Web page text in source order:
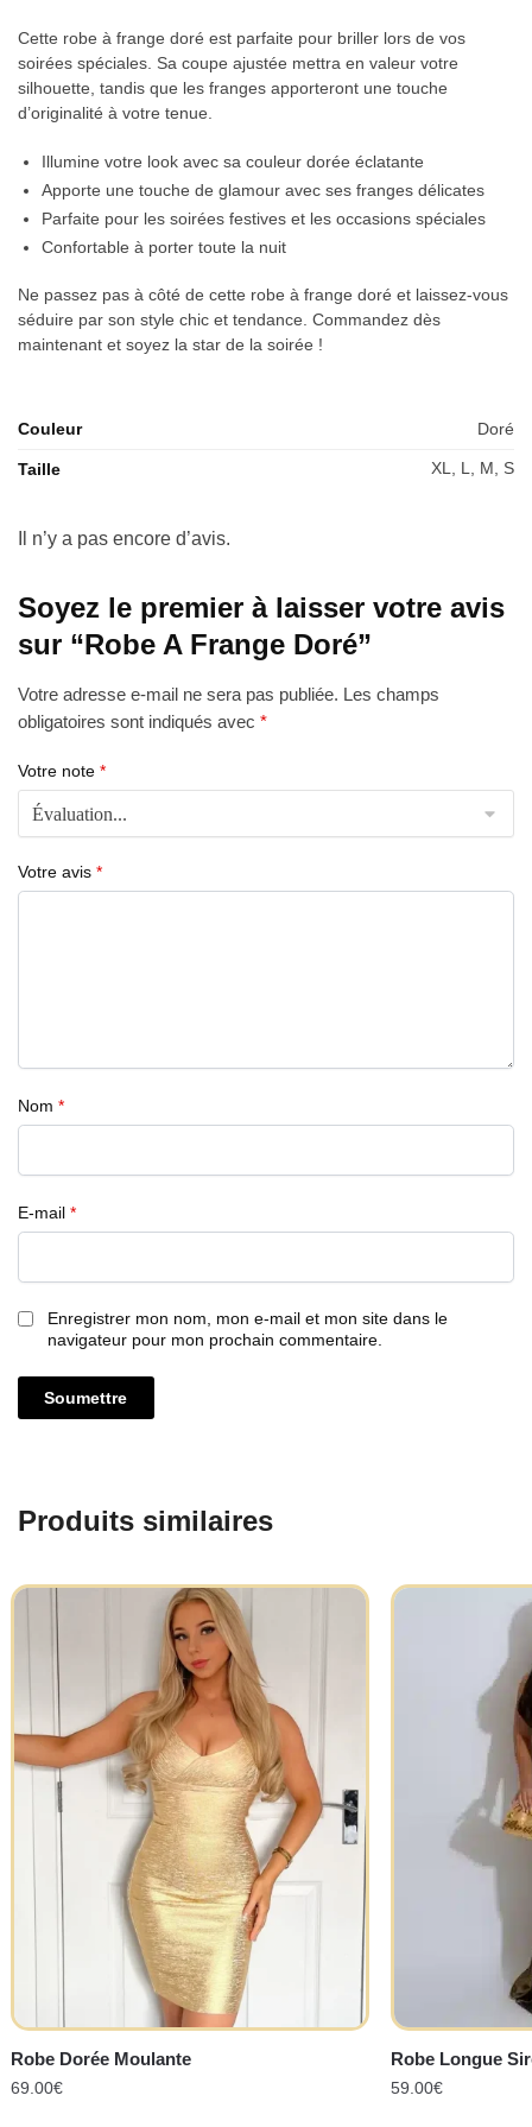
Cette robe à frange doré est parfaite pour briller lors de vos
soirées spéciales. Sa coupe ajustée mettra en valeur votre
silhouette, tandis que les franges apporteront une touche
d’originalité à votre tenue.
Illumine votre look avec sa couleur dorée éclatante
Apporte une touche de glamour avec ses franges délicates
Parfaite pour les soirées festives et les occasions spéciales
Confortable à porter toute la nuit
Ne passez pas à côté de cette robe à frange doré et laissez-vous
séduire par son style chic et tendance. Commandez dès
maintenant et soyez la star de la soirée !
Couleur Doré
Taille XL, L, M, S
Il n’y a pas encore d’avis.
Soyez le premier à laisser votre avis
sur “Robe A Frange Doré”
Votre adresse e-mail ne sera pas publiée. Les champs
obligatoires sont indiqués avec *
Votre note *
Votre avis *
Nom *
E-mail *
Enregistrer mon nom, mon e-mail et mon site dans le
navigateur pour mon prochain commentaire.
Produits similaires
Robe Dorée Moulante
69.00€
Robe Longue
59.00€